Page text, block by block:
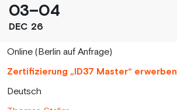
03–04
DEC 26
Online (Berlin auf Anfrage)
Zertifizierung „ID37 Master“ erwerben
Deutsch